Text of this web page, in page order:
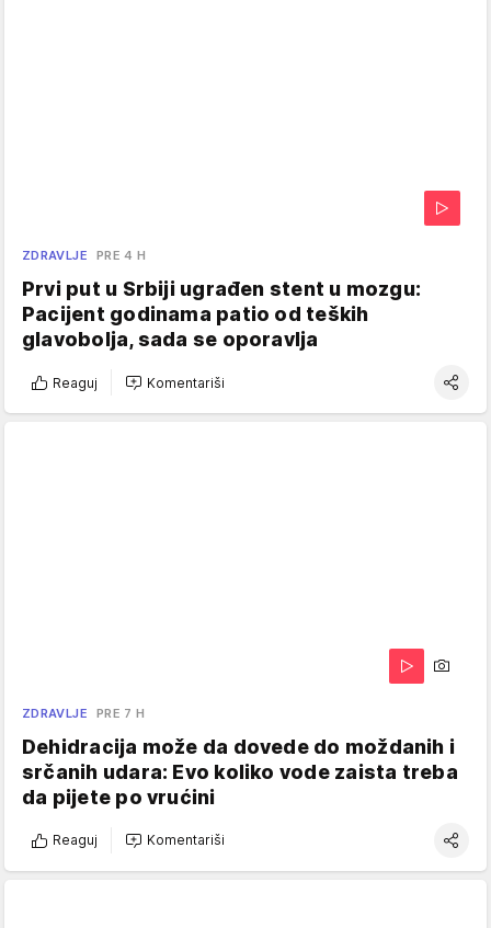
ZDRAVLJE PRE 4 H
Prvi put u Srbiji ugrađen stent u mozgu:
Pacijent godinama patio od teških
glavobolja, sada se oporavlja
Reaguj Komentariši
ZDRAVLJE PRE 7 H
Dehidracija može da dovede do moždanih i
srčanih udara: Evo koliko vode zaista treba
da pijete po vrućini
Reaguj Komentariši